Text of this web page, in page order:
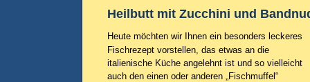
Heilbutt mit Zucchini und
Heute möchten wir Ihnen ein besonders leckeres
Fischrezept vorstellen, das etwas an die
italienische Küche angelehnt ist und so vielleicht
auch den einen oder anderen „Fischmuffel“